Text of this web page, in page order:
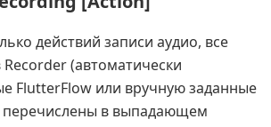
действий записи аудио, все
(автоматически
FlutterFlow или вручную заданные
перечислены в выпадающем